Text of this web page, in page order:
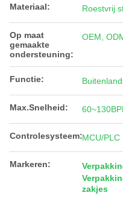
Materiaal: Roestvrij
Op maat
gemaakte
ondersteuning:
OEM,
Functie:
Max.Snelheid:
Controlesysteem:MCU/PLC
Markeren:
zakjes